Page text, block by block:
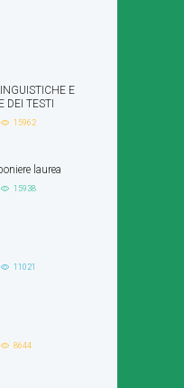
E
DEI TESTI
15962
laurea
15938
11021
8644